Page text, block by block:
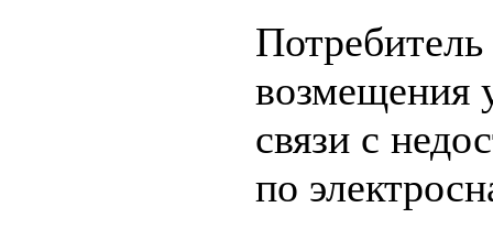
Потребитель
возмещения
связи с
по